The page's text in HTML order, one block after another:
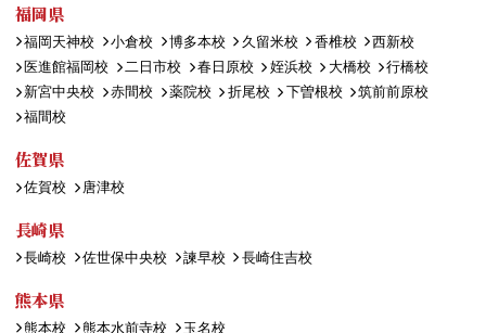
福岡県
福岡天神校 小倉校 博多本校 久留米校 香椎校
西新校
医進館福岡校
二日市校 春日原校 姪浜校 大橋校
行橋校
新宮中央校
赤間校 薬院校 折尾校 下曽根校
筑前前原校
福間校
佐賀県
佐賀校 唐津校
長崎県
長崎校 佐世保中央校 諫早校 長崎住吉校
熊本県
熊本校 熊本水前寺校 玉名校